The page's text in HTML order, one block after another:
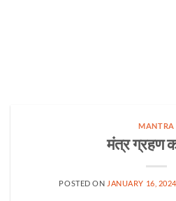
MANTRA
मंत्र ग्रहण
POSTED ON JANUARY 16, 2024